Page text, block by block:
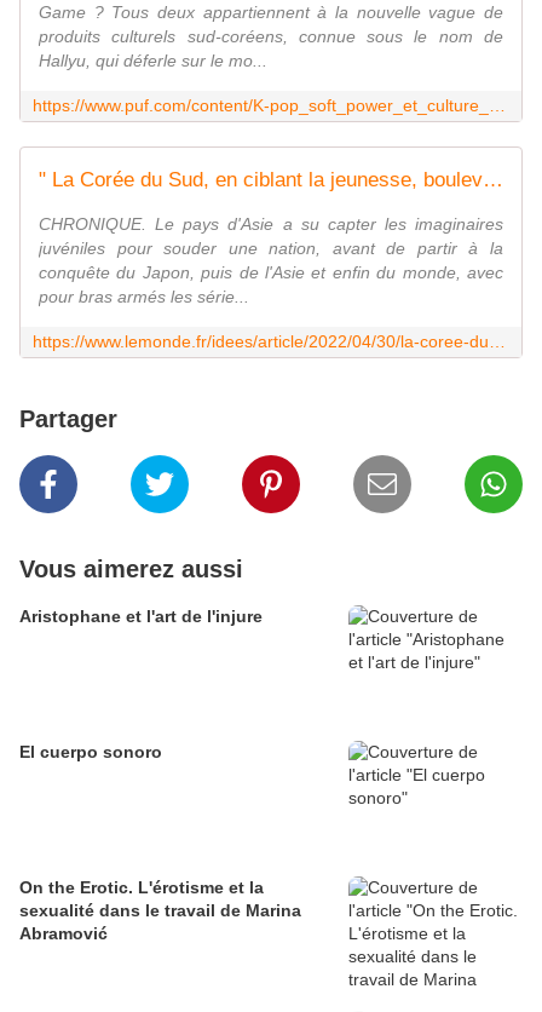
Game ? Tous deux appartiennent à la nouvelle vague de
produits culturels sud-coréens, connue sous le nom de
Hallyu, qui déferle sur le mo...
" La Corée du Sud, en ciblant la jeunesse, bouleverse la pop culture mondiale depuis vingt ans "
CHRONIQUE. Le pays d'Asie a su capter les imaginaires
juvéniles pour souder une nation, avant de partir à la
conquête du Japon, puis de l'Asie et enfin du monde, avec
pour bras armés les série...
Partager
Vous aimerez aussi
Aristophane et l'art de l'injure
El cuerpo sonoro
On the Erotic. L'érotisme et la
sexualité dans le travail de Marina
Abramović